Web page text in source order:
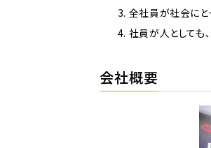
全社員が社会に
社員が人としても
会社概要